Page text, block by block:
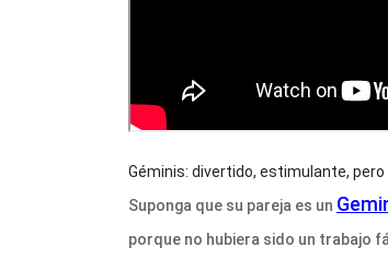
Géminis: divertido, estimulante,
Suponga que su pareja es un
porque no hubiera sido un trabajo